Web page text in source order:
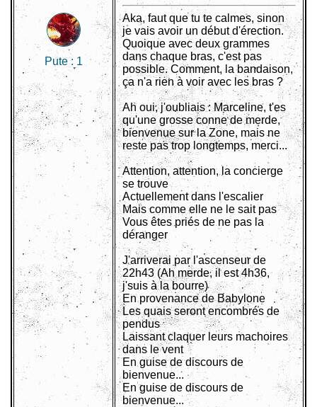
Pute : 1
Aka, faut que tu te calmes, sinon
je vais avoir un début d'érection.
Quoique avec deux grammes
dans chaque bras, c'est pas
possible. Comment, la bandaison,
ça n'a rien à voir avec les bras ?
Ah oui, j'oubliais : Marceline, t'es
qu'une grosse conne de merde,
bienvenue sur la Zone, mais ne
reste pas trop longtemps, merci...
Attention, attention, la concierge
se trouve
Actuellement dans l'escalier
Mais comme elle ne le sait pas
Vous êtes priés de ne pas la
déranger
J'arriverai par l'ascenseur de
22h43 (Ah merde, il est 4h36,
j'suis à la bourre)
En provenance de Babylone
Les quais seront encombrés de
pendus
Laissant claquer leurs machoires
dans le vent
En guise de discours de
bienvenue...
En guise de discours de
bienvenue...